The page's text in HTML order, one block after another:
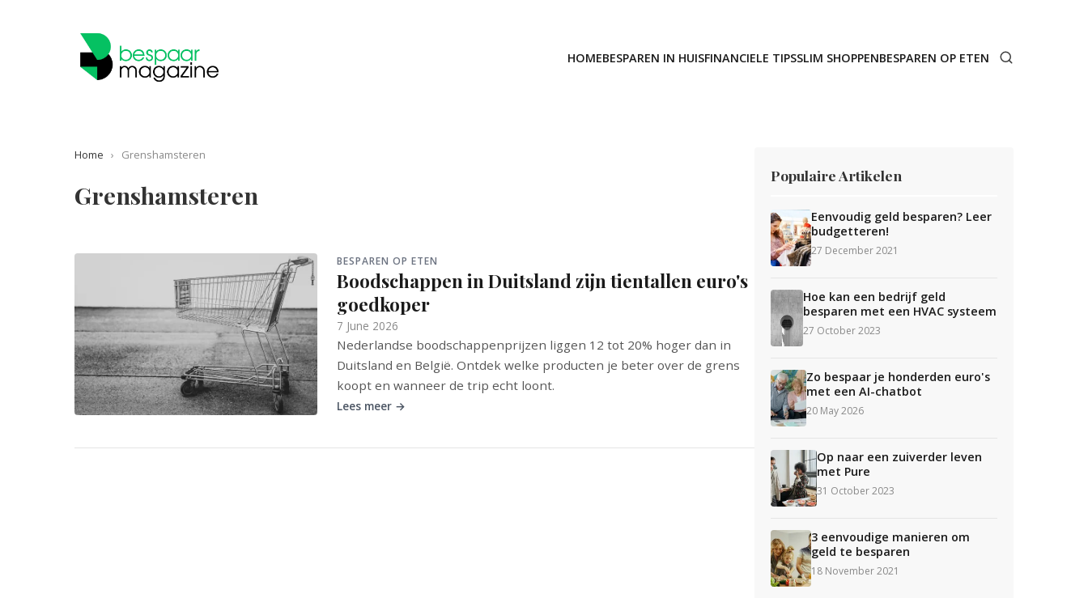
HOMEBESPAREN IN HUISFINANCIELE TIPSSLIM SHOPPENBESPAREN OP ETEN
Home › Grenshamsteren
Grenshamsteren
BESPAREN OP ETEN
Boodschappen in Duitsland zijn tientallen euro's
goedkoper
7 June 2026
Nederlandse boodschappenprijzen liggen 12 tot 20% hoger dan in
Duitsland en België. Ontdek welke producten je beter over de grens
koopt en wanneer de trip echt loont.
Lees meer →
Populaire Artikelen
Eenvoudig geld besparen? Leer
budgetteren!
27 December 2021
Hoe kan een bedrijf geld
besparen met een HVAC systeem
27 October 2023
Zo bespaar je honderden euro's
met een AI-chatbot
20 May 2026
Op naar een zuiverder leven
met Pure
31 October 2023
3 eenvoudige manieren om
geld te besparen
18 November 2021